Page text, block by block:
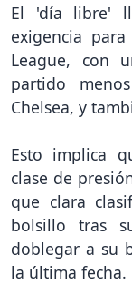
El 'día libre'
exigencia
League, con
partido
Chelsea, y
Esto implica
clase de
que clara
bolsillo tras
doblegar a su
la última fecha.